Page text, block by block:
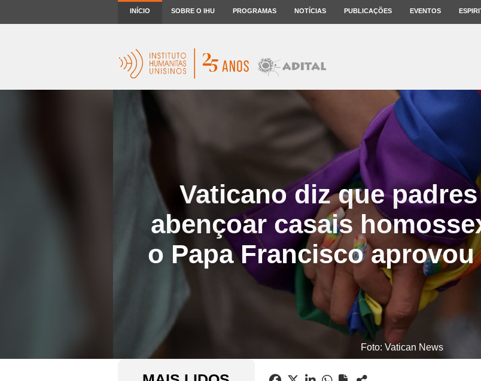
INÍCIO SOBRE O IHU PROGRAMAS NOTÍCIAS PUBLICAÇÕES EVENTOS
Vaticano diz que
abençoar casais
o Papa Francisco
Foto: Vatican News